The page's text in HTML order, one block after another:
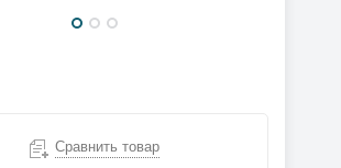
Сравнить товар